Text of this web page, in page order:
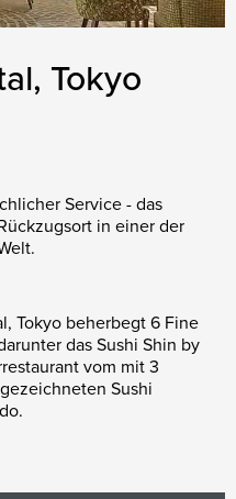
Tokyo
Service - das
in einer der
Tokyo beherbegt 6 Fine
das Sushi Shin by
vom mit 3
Sushi